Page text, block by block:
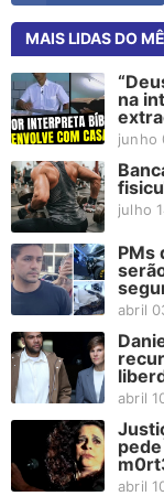
MAIS LIDAS DO
na
junho
julho
PMs
abril
abril
abril